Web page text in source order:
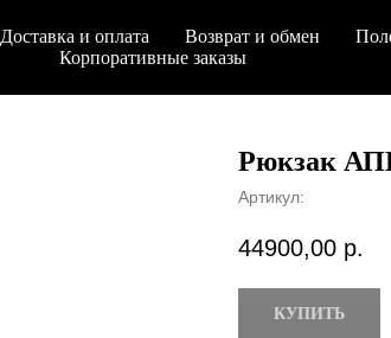
Доставка и оплата Возврат и обмен
Корпоративные заказы
Рюкзак
Артикул:
44900,00 р.
КУПИТЬ